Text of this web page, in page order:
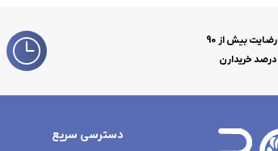
رضایت بیش از 90
درصد خریدارن
دسترسی سریع